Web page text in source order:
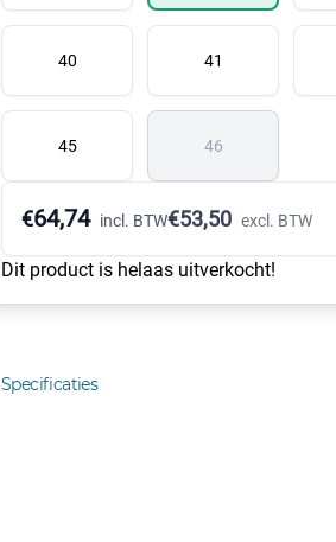
40 41
45 46
€64,74 incl. BTW€53,50 excl. BTW
Dit product is helaas uitverkocht!
Specificaties